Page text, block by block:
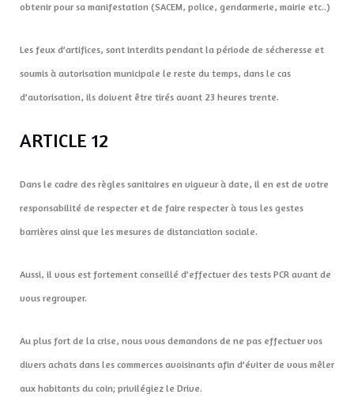
obtenir pour sa manifestation (SACEM, police, gendarmerie, mairie etc..)
Les feux d’artifices, sont interdits pendant la période de sécheresse et
soumis à autorisation municipale le reste du temps, dans le cas
d’autorisation, ils doivent être tirés avant 23 heures trente.
ARTICLE 12
Dans le cadre des règles sanitaires en vigueur à date, il en est de votre
responsabilité de respecter et de faire respecter à tous les gestes
barrières ainsi que les mesures de distanciation sociale.
Aussi, il vous est fortement conseillé d’effectuer des tests PCR avant de
vous regrouper.
Au plus fort de la crise, nous vous demandons de ne pas effectuer vos
divers achats dans les commerces avoisinants afin d’éviter de vous mêler
aux habitants du coin; privilégiez le Drive.